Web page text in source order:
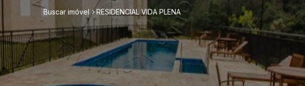
Buscar imóvel RESIDENCIAL VIDA PLENA